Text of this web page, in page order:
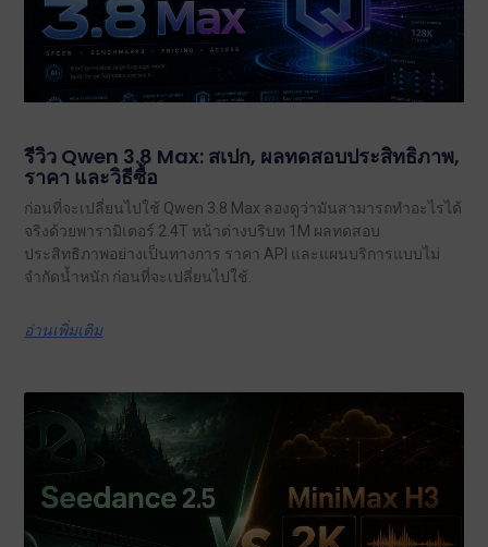
รีวิว Qwen 3.8 Max: สเปก, ผลทดสอบประสิทธิภาพ,
ราคา และวิธีซื้อ
ก่อนที่จะเปลี่ยนไปใช้ Qwen 3.8 Max ลองดูว่ามันสามารถทำอะไรได้
จริงด้วยพารามิเตอร์ 2.4T หน้าต่างบริบท 1M ผลทดสอบ
ประสิทธิภาพอย่างเป็นทางการ ราคา API และแผนบริการแบบไม่
จำกัดน้ำหนัก ก่อนที่จะเปลี่ยนไปใช้.
อ่านเพิ่มเติม